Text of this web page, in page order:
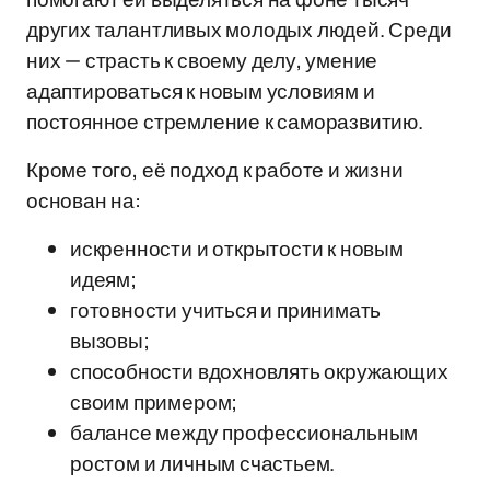
других талантливых молодых людей. Среди
них — страсть к своему делу, умение
адаптироваться к новым условиям и
постоянное стремление к саморазвитию.
Кроме того, её подход к работе и жизни
основан на:
искренности и открытости к новым
идеям;
готовности учиться и принимать
вызовы;
способности вдохновлять окружающих
своим примером;
балансе между профессиональным
ростом и личным счастьем.